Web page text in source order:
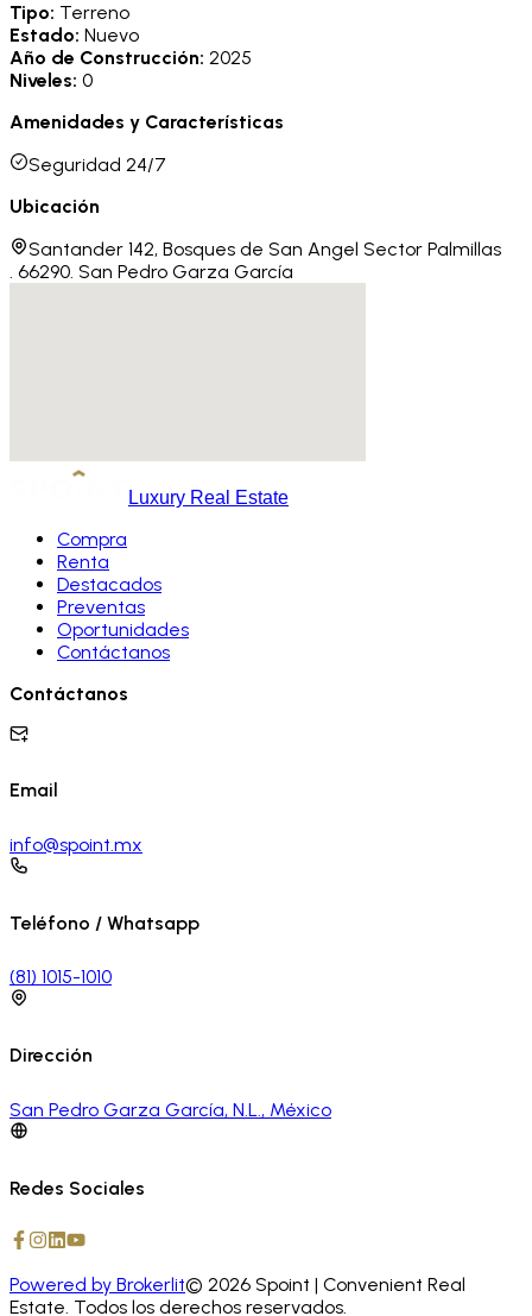
Tipo: Terreno
Estado: Nuevo
Año de Construcción: 2025
Niveles: 0
Amenidades y Características
Seguridad 24/7
Ubicación
Santander 142, Bosques de San Angel Sector Palmillas
. 66290. San Pedro Garza García
Luxury Real Estate
Compra
Renta
Destacados
Preventas
Oportunidades
Contáctanos
Contáctanos
Email
info@spoint.mx
Teléfono / Whatsapp
(81) 1015-1010
Dirección
San Pedro Garza García, N.L., México
Redes Sociales
Powered by Brokerlit© 2026 Spoint | Convenient Real
Estate. Todos los derechos reservados.